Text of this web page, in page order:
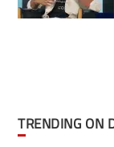
TRENDING ON